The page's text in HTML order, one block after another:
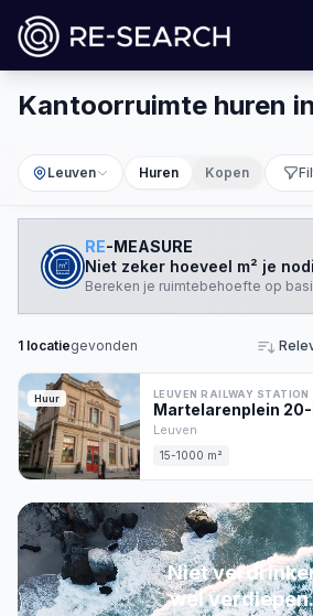
Kantoorruimte huren
Leuven Huren Kopen
RE-MEASURE
Niet zeker hoeveel m² je
Bereken je ruimtebehoefte op
1 locatiegevonden Sorteren
Huur LEUVEN RAILWAY STATION
Martelarenplein 20
Leuven
15-1000 m²
Niet
wel